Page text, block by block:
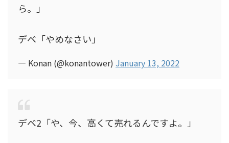
ら。」
デベ「やめなさい」
— Konan (@konantower) January 13, 2022
デベ2「や、今、高くて売れるんですよ。」